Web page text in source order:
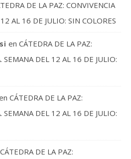
DE LA PAZ: CONVIVENCIA
AL 16 DE JULIO: SIN COLORES
en CÁTEDRA DE LA PAZ:
SEMANA DEL 12 AL 16 DE JULIO:
CÁTEDRA DE LA PAZ:
SEMANA DEL 12 AL 16 DE JULIO:
CÁTEDRA DE LA PAZ: